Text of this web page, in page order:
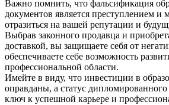
Важно помнить, что фальсификация
документов является преступлением и
отразиться на вашей репутации и
Выбрав законного продавца и
доставкой, вы защищаете себя от
обеспечиваете себе возможность
профессиональной области.​
Имейте в виду, что инвестиции в
оправданы, а статус дипломированного
ключ к успешной карьере и